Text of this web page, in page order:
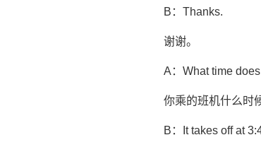
B：Thanks.
谢谢。
A：What time
你乘的班机什么时
B：It takes off at